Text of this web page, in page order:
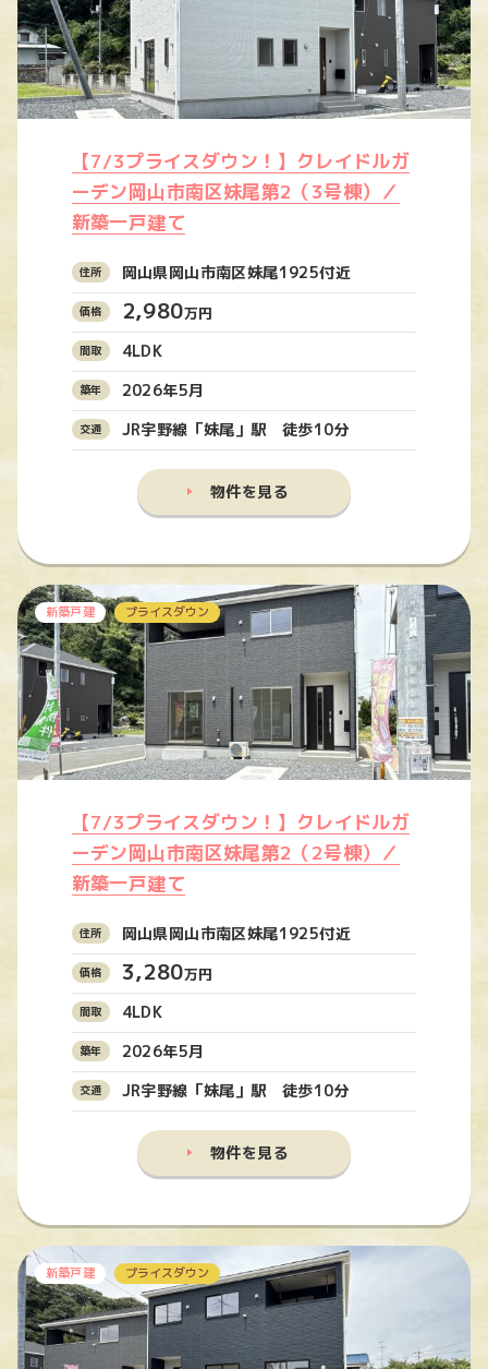
【7/3プライスダウン！】クレイドルガ
ーデン岡山市南区妹尾第2（3号棟）／
新築一戸建て
岡山県岡山市南区妹尾1925付近
2,980万円
4LDK
2026年5月
JR宇野線「妹尾」駅 徒歩10分
物件を見る
新築戸建 プライスダウン
【7/3プライスダウン！】クレイドルガ
ーデン岡山市南区妹尾第2（2号棟）／
新築一戸建て
岡山県岡山市南区妹尾1925付近
3,280万円
4LDK
2026年5月
JR宇野線「妹尾」駅 徒歩10分
物件を見る
新築戸建 プライスダウン